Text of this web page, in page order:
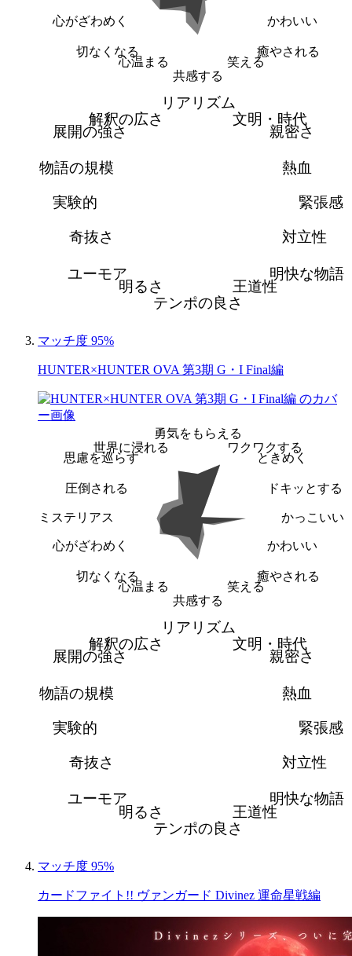
かわいい
癒やされる
笑える
共感する
心温まる
切なくなる
心がざわめく
リアリズム
文明・時代
親密さ
熱血
緊張感
対立性
明快な物語
王道性
テンポの良さ
明るさ
ユーモア
奇抜さ
実験的
物語の規模
展開の強さ
解釈の広さ
マッチ度 95%
HUNTER×HUNTER OVA 第3期 G・I Final編
勇気をもらえる
ワクワクする
ときめく
ドキッとする
かっこいい
かわいい
癒やされる
笑える
共感する
心温まる
切なくなる
心がざわめく
ミステリアス
圧倒される
思慮を巡らす
世界に浸れる
リアリズム
文明・時代
親密さ
熱血
緊張感
対立性
明快な物語
王道性
テンポの良さ
明るさ
ユーモア
奇抜さ
実験的
物語の規模
展開の強さ
解釈の広さ
マッチ度 95%
カードファイト!! ヴァンガード Divinez 運命星戦編